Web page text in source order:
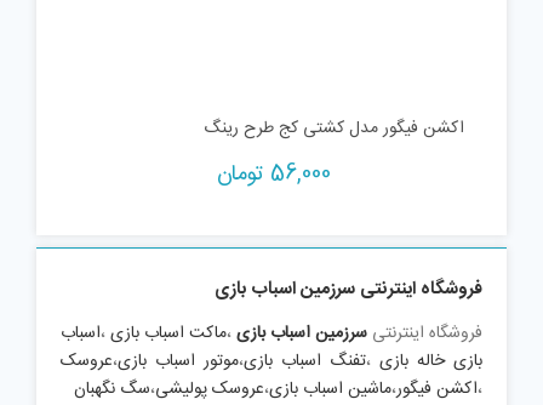
اکشن فیگور مدل کشتی کج طرح رینگ
56,000 تومان
فروشگاه اینترنتی سرزمین اسباب بازی
فروشگاه اینترنتی سرزمین اسباب بازی،ماکت اسباب بازی،اسباب
بازی خاله بازی ،تفنگ اسباب بازی،موتور اسباب بازی،عروسک
،اکشن فیگور،ماشین اسباب بازی،عروسک پولیشی،سگ نگهبان